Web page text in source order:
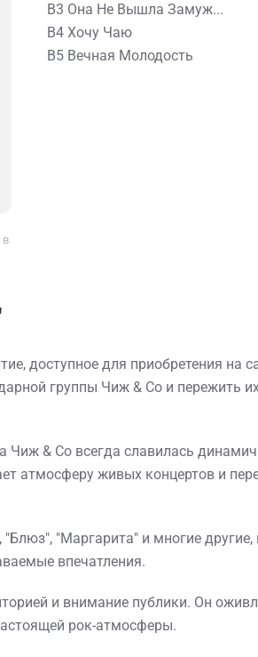
в
B3 Она Не Вышла Замуж...
B4 Хочу Чаю
B5 Вечная Молодость
доступное для приобретения на
группы Чиж & Co и
& Co всегда славилась
атмосферу живых концертов и
"Маргарита" и многие
впечатления.
и внимание публики. Он
рок-атмосферы.